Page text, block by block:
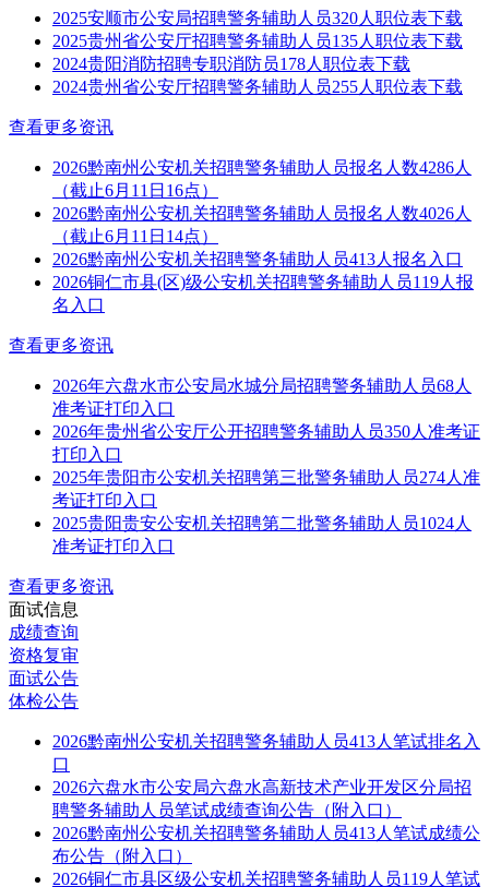
2025安顺市公安局招聘警务辅助人员320人职位表下载
2025贵州省公安厅招聘警务辅助人员135人职位表下载
2024贵阳消防招聘专职消防员178人职位表下载
2024贵州省公安厅招聘警务辅助人员255人职位表下载
查看更多资讯
2026黔南州公安机关招聘警务辅助人员报名人数4286人
（截止6月11日16点）
2026黔南州公安机关招聘警务辅助人员报名人数4026人
（截止6月11日14点）
2026黔南州公安机关招聘警务辅助人员413人报名入口
2026铜仁市县(区)级公安机关招聘警务辅助人员119人报
名入口
查看更多资讯
2026年六盘水市公安局水城分局招聘警务辅助人员68人
准考证打印入口
2026年贵州省公安厅公开招聘警务辅助人员350人准考证
打印入口
2025年贵阳市公安机关招聘第三批警务辅助人员274人准
考证打印入口
2025贵阳贵安公安机关招聘第二批警务辅助人员1024人
准考证打印入口
查看更多资讯
面试信息
成绩查询
资格复审
面试公告
体检公告
2026黔南州公安机关招聘警务辅助人员413人笔试排名入
口
2026六盘水市公安局六盘水高新技术产业开发区分局招
聘警务辅助人员笔试成绩查询公告（附入口）
2026黔南州公安机关招聘警务辅助人员413人笔试成绩公
布公告（附入口）
2026铜仁市县区级公安机关招聘警务辅助人员119人笔试